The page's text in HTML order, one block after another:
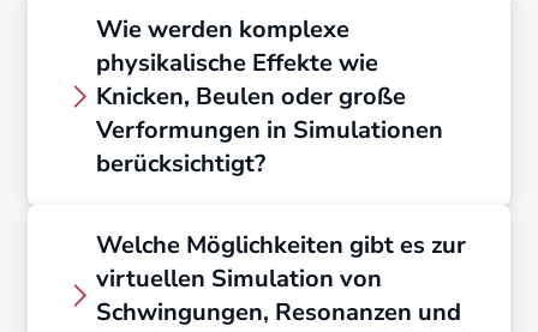
dient als verlässliche Grundlage für
TÜV-Abnahmen oder
Konformitätsbewertungen.
traditioneller Ingenieurskunst. Unsere
Leistungen umfassen die Auslegung
von Maschinenelementen, statische
Berechnungen sowie detaillierte
Toleranzrechnungen. Diese
sichert die Funktionalität und
Langlebigkeit Ihrer mechanischen
Konstruktionen verlässlich ab.
Wie werden komplexe
physikalische Effekte wie
Knicken, Beulen oder große
Verformungen in Simulationen
berücksichtigt?
Berechnungsmodelle und
Stabilitätsanalysen bilden wir das
reale Verhalten von Leichtbauteilen
Welche Möglichkeiten gibt es zur
virtuellen Simulation von
Schwingungen, Resonanzen und